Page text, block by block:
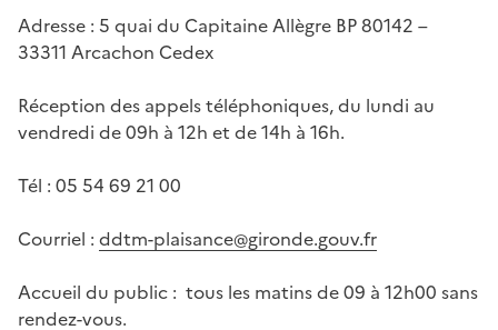
Adresse : 5 quai du Capitaine Allègre BP 80142 –
33311 Arcachon Cedex
Réception des appels téléphoniques, du lundi au
vendredi de 09h à 12h et de 14h à 16h.
Tél : 05 54 69 21 00
Courriel : ddtm-plaisance@gironde.gouv.fr
Accueil du public : tous les matins de 09 à 12h00 sans
rendez-vous.